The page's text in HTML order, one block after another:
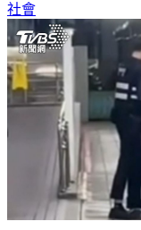
社會